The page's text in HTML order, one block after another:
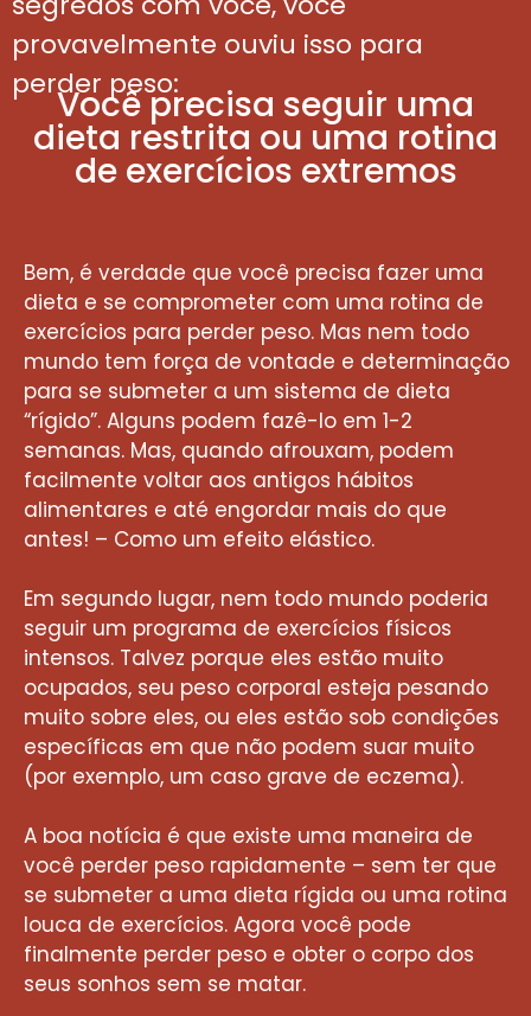
provavelmente ouviu isso para
perder peso:
Você precisa seguir uma
dieta restrita ou uma rotina
de exercícios extremos
Bem, é verdade que você precisa fazer uma
dieta e se comprometer com uma rotina de
exercícios para perder peso. Mas nem todo
mundo tem força de vontade e determinação
para se submeter a um sistema de dieta
“rígido”. Alguns podem fazê-lo em 1-2
semanas. Mas, quando afrouxam, podem
facilmente voltar aos antigos hábitos
alimentares e até engordar mais do que
antes! – Como um efeito elástico.
Em segundo lugar, nem todo mundo poderia
seguir um programa de exercícios físicos
intensos. Talvez porque eles estão muito
ocupados, seu peso corporal esteja pesando
muito sobre eles, ou eles estão sob condições
específicas em que não podem suar muito
(por exemplo, um caso grave de eczema).
A boa notícia é que existe uma maneira de
você perder peso rapidamente – sem ter que
se submeter a uma dieta rígida ou uma rotina
louca de exercícios. Agora você pode
finalmente perder peso e obter o corpo dos
seus sonhos sem se matar.